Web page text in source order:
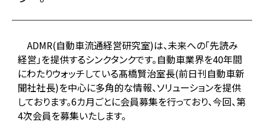
ADMR(自動車流通経営研究室)は、未来への「先読み
経営」を提供するシンクタンクです。自動車業界を40年間
にわたりウォッチしている髙橋賢治室長(前日刊自動車新
聞社社長)を中心に多角的な情報、ソリューションを提供
しております。6カ月ごとに会員募集を行っており、今回、第
4次会員を募集いたします。